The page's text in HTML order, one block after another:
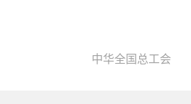
中华全国总工会